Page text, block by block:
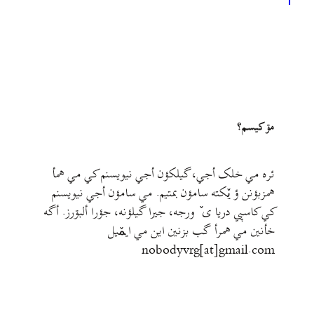
مۊ کيسم؟
ئره مي خلک أجي، گيلکؤن أجي نيويسنم کي مي همأ
همزبؤنن ؤ يٚکته سامؤن بمتيم. مي سامؤن أجي نيويسنم
کي کاسپي دريا ی ٚ ورجه، جيرا گيلؤنه، جؤرا ألبۊرز. أگه
خأنين مي همرأ گب بزنين اين مي ايمٚیل‌ ‌
nobodyvrg[at]gmail.com